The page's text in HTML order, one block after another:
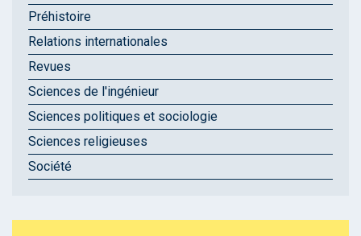
Préhistoire
Relations internationales
Revues
Sciences de l'ingénieur
Sciences politiques et sociologie
Sciences religieuses
Société